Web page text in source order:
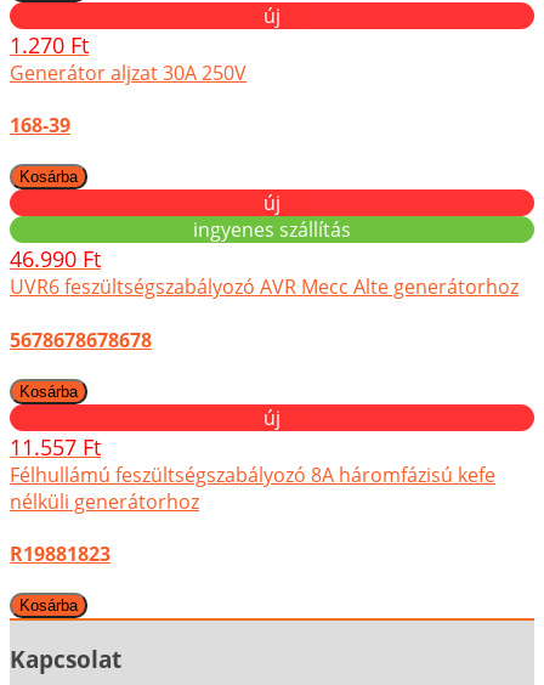
új
1.270 Ft
Generátor aljzat 30A 250V
168-39
új
ingyenes szállítás
46.990 Ft
UVR6 feszültségszabályozó AVR Mecc Alte generátorhoz
5678678678678
új
11.557 Ft
Félhullámú feszültségszabályozó 8A háromfázisú kefe
nélküli generátorhoz
R19881823
Kapcsolat